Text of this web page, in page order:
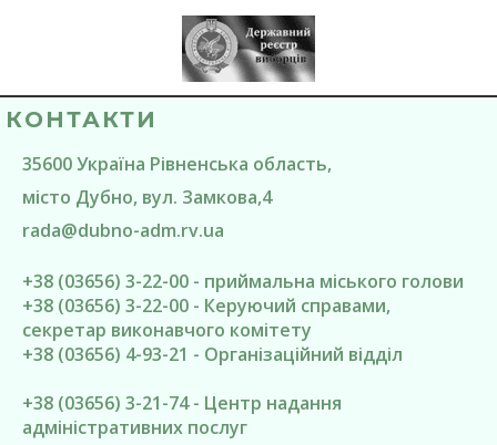
КОНТАКТИ
35600Україна Рівненська область,
місто Дубно, вул. Замкова,4
rada@dubno-adm.rv.ua
+38 (03656) 3-22-00 - приймальна міського голови
+38 (03656) 3-22-00 - Керуючий справами,
секретар виконавчого комітету
+38 (03656) 4-93-21 - Організаційний відділ
+38 (03656) 3-21-74 - Центр надання
адміністративних послуг